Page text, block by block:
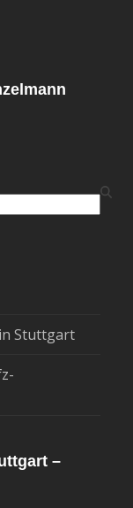
Stuttgart
–